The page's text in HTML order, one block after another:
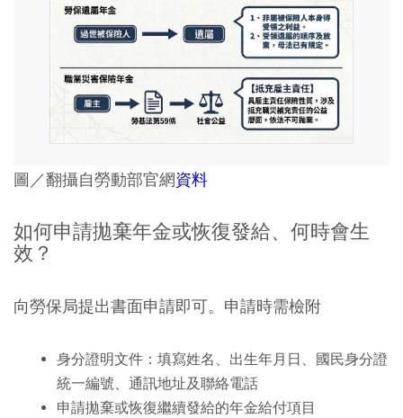
圖／翻攝自勞動部官網資料
如何申請拋棄年金或恢復發給、何時會生
效？
向勞保局提出書面申請即可。申請時需檢附
身分證明文件：填寫姓名、出生年月日、國民身分證
統一編號、通訊地址及聯絡電話
申請拋棄或恢復繼續發給的年金給付項目